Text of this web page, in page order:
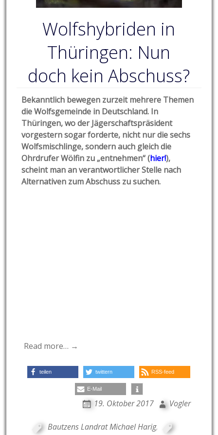
Wolfshybriden in
Thüringen: Nun
doch kein Abschuss?
Bekanntlich bewegen zurzeit mehrere Themen
die Wolfsgemeinde in Deutschland. In
Thüringen, wo der Jägerschaftspräsident
vorgestern sogar forderte, nicht nur die sechs
Wolfsmischlinge, sondern auch gleich die
Ohrdrufer Wölfin zu „entnehmen“ (hier!),
scheint man an verantwortlicher Stelle nach
Alternativen zum Abschuss zu suchen.
Read more… →
teilen twittern RSS-feed
E-Mail
19. Oktober 2017 Vogler
Bautzens Landrat Michael Harig,